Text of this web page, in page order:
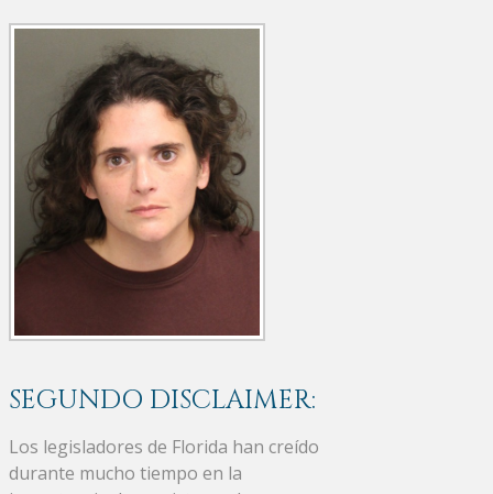
SEGUNDO DISCLAIMER:
Los legisladores de Florida han creído
durante mucho tiempo en la